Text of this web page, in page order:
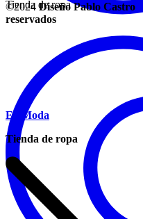
Tienda de ropa
©2024Diseño Pablo Castro
reservados
Eg Moda
Tienda de ropa